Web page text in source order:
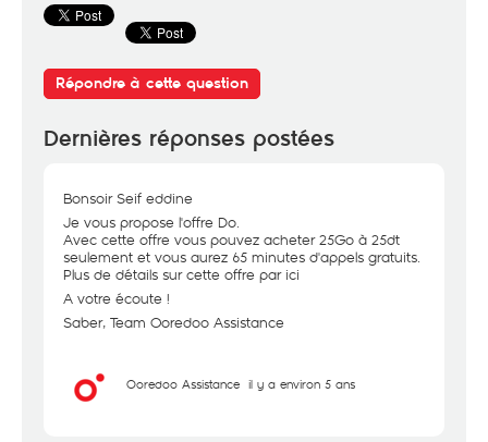
Répondre à cette question
Dernières réponses postées
Bonsoir Seif eddine
Je vous propose l'offre Do.
Avec cette offre vous pouvez acheter 25Go à 25dt
seulement et vous aurez 65 minutes d'appels gratuits.
Plus de détails sur cette offre par ici
A votre écoute !
Saber, Team Ooredoo Assistance
Ooredoo Assistance il y a environ 5 ans